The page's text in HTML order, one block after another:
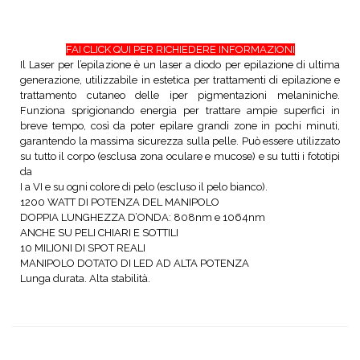
FAI CLICK QUI PER RICHIEDERE INFORMAZIONI
Il Laser per l’epilazione è un laser a diodo per epilazione di ultima
generazione, utilizzabile in estetica per trattamenti di epilazione e
trattamento cutaneo delle iper pigmentazioni melaniniche.
Funziona sprigionando energia per trattare ampie superfici in
breve tempo, così da poter epilare grandi zone in pochi minuti,
garantendo la massima sicurezza sulla pelle. Può essere utilizzato
su tutto il corpo (esclusa zona oculare e mucose) e su tutti i fototipi
da
I a VI e su ogni colore di pelo (escluso il pelo bianco).
1200 WATT DI POTENZA DEL MANIPOLO
DOPPIA LUNGHEZZA D’ONDA: 808nm e 1064nm
ANCHE SU PELI CHIARI E SOTTILI
10 MILIONI DI SPOT REALI
MANIPOLO DOTATO DI LED AD ALTA POTENZA
Lunga durata. Alta stabilità.